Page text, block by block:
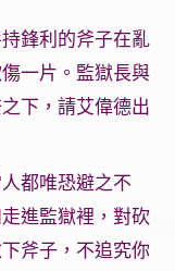
鋒利的斧子在亂
一片。監獄長與
下，請艾偉德出
都唯恐避之不
進監獄裡，對砍
斧子，不追究你